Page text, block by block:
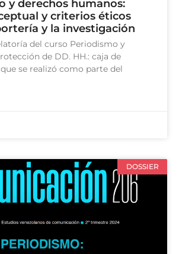
y derechos humanos:
y criterios éticos
y la investigación
del curso Periodismo y
de DD. HH.: caja de
se realizó como parte del
DOSSIER